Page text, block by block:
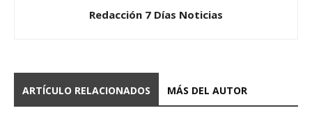
Redacción 7 Días Noticias
ARTÍCULO RELACIONADOS MÁS DEL AUTOR